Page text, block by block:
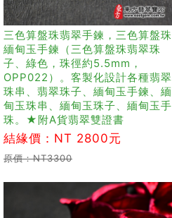
三色算盤珠翡翠手鍊，三色算盤珠
緬甸玉手鍊（三色算盤珠翡翠珠
子、綠色，珠徑約5.5mm，
OPP022）。客製化設計各種翡翠
珠串、翡翠珠子、緬甸玉手鍊、緬
甸玉珠串、緬甸玉珠子、緬甸玉手
珠。★附A貨翡翠雙證書
結緣價：NT 2800元
原價：NT3300